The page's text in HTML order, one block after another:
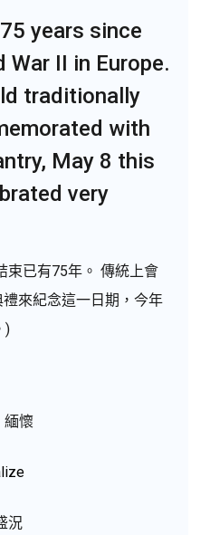
years since
II in Europe.
traditionally
with
May 8 this
very
束已有75年。 傳統上會
來紀念這一日期，今年
)
緬懷
況